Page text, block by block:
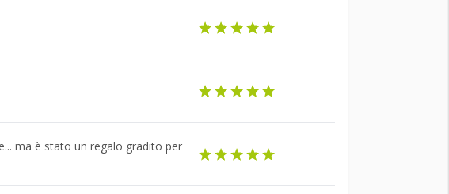
ma è stato un regalo gradito per